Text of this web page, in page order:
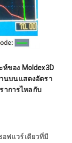
ห์ของ Moldex3D
นบนแสดงอัตรา
าการไหลกับ
อฟแวร์เดียวที่มี